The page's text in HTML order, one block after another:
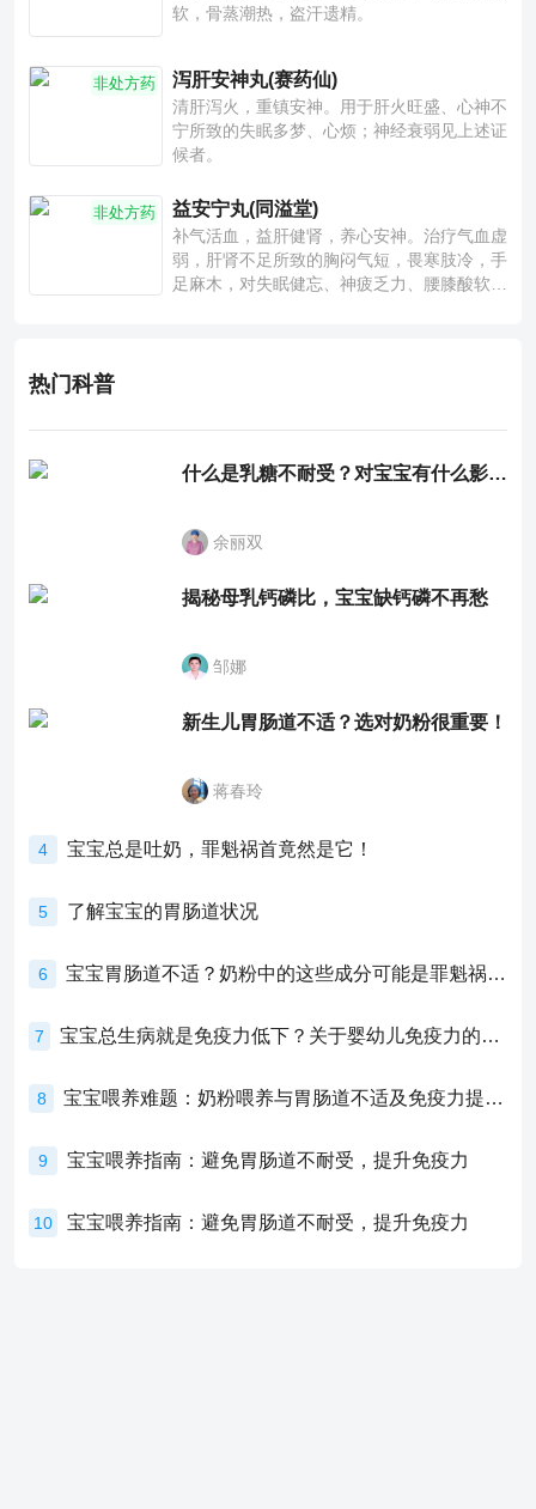
软，骨蒸潮热，盗汗遗精。
非处方药 泻肝安神丸(赛药仙)
清肝泻火，重镇安神。用于肝火旺盛、心神不
宁所致的失眠多梦、心烦；神经衰弱见上述证
候者。
非处方药 益安宁丸(同溢堂)
补气活血，益肝健肾，养心安神。治疗气血虚
弱，肝肾不足所致的胸闷气短，畏寒肢冷，手
足麻木，对失眠健忘、神疲乏力、腰膝酸软也
热门科普
什么是乳糖不耐受？对宝宝有什么影响？
余丽双
揭秘母乳钙磷比，宝宝缺钙磷不再愁
邹娜
新生儿胃肠道不适？选对奶粉很重要！
蒋春玲
4 宝宝总是吐奶，罪魁祸首竟然是它！
5 了解宝宝的胃肠道状况
6 宝宝胃肠道不适？奶粉中的这些成分可能是罪魁祸首！
7 宝宝总生病就是免疫力低下？关于婴幼儿免疫力的真相，家长必须了解！
8 宝宝喂养难题：奶粉喂养与胃肠道不适及免疫力提升的奥秘
9 宝宝喂养指南：避免胃肠道不耐受，提升免疫力
10 宝宝喂养指南：避免胃肠道不耐受，提升免疫力